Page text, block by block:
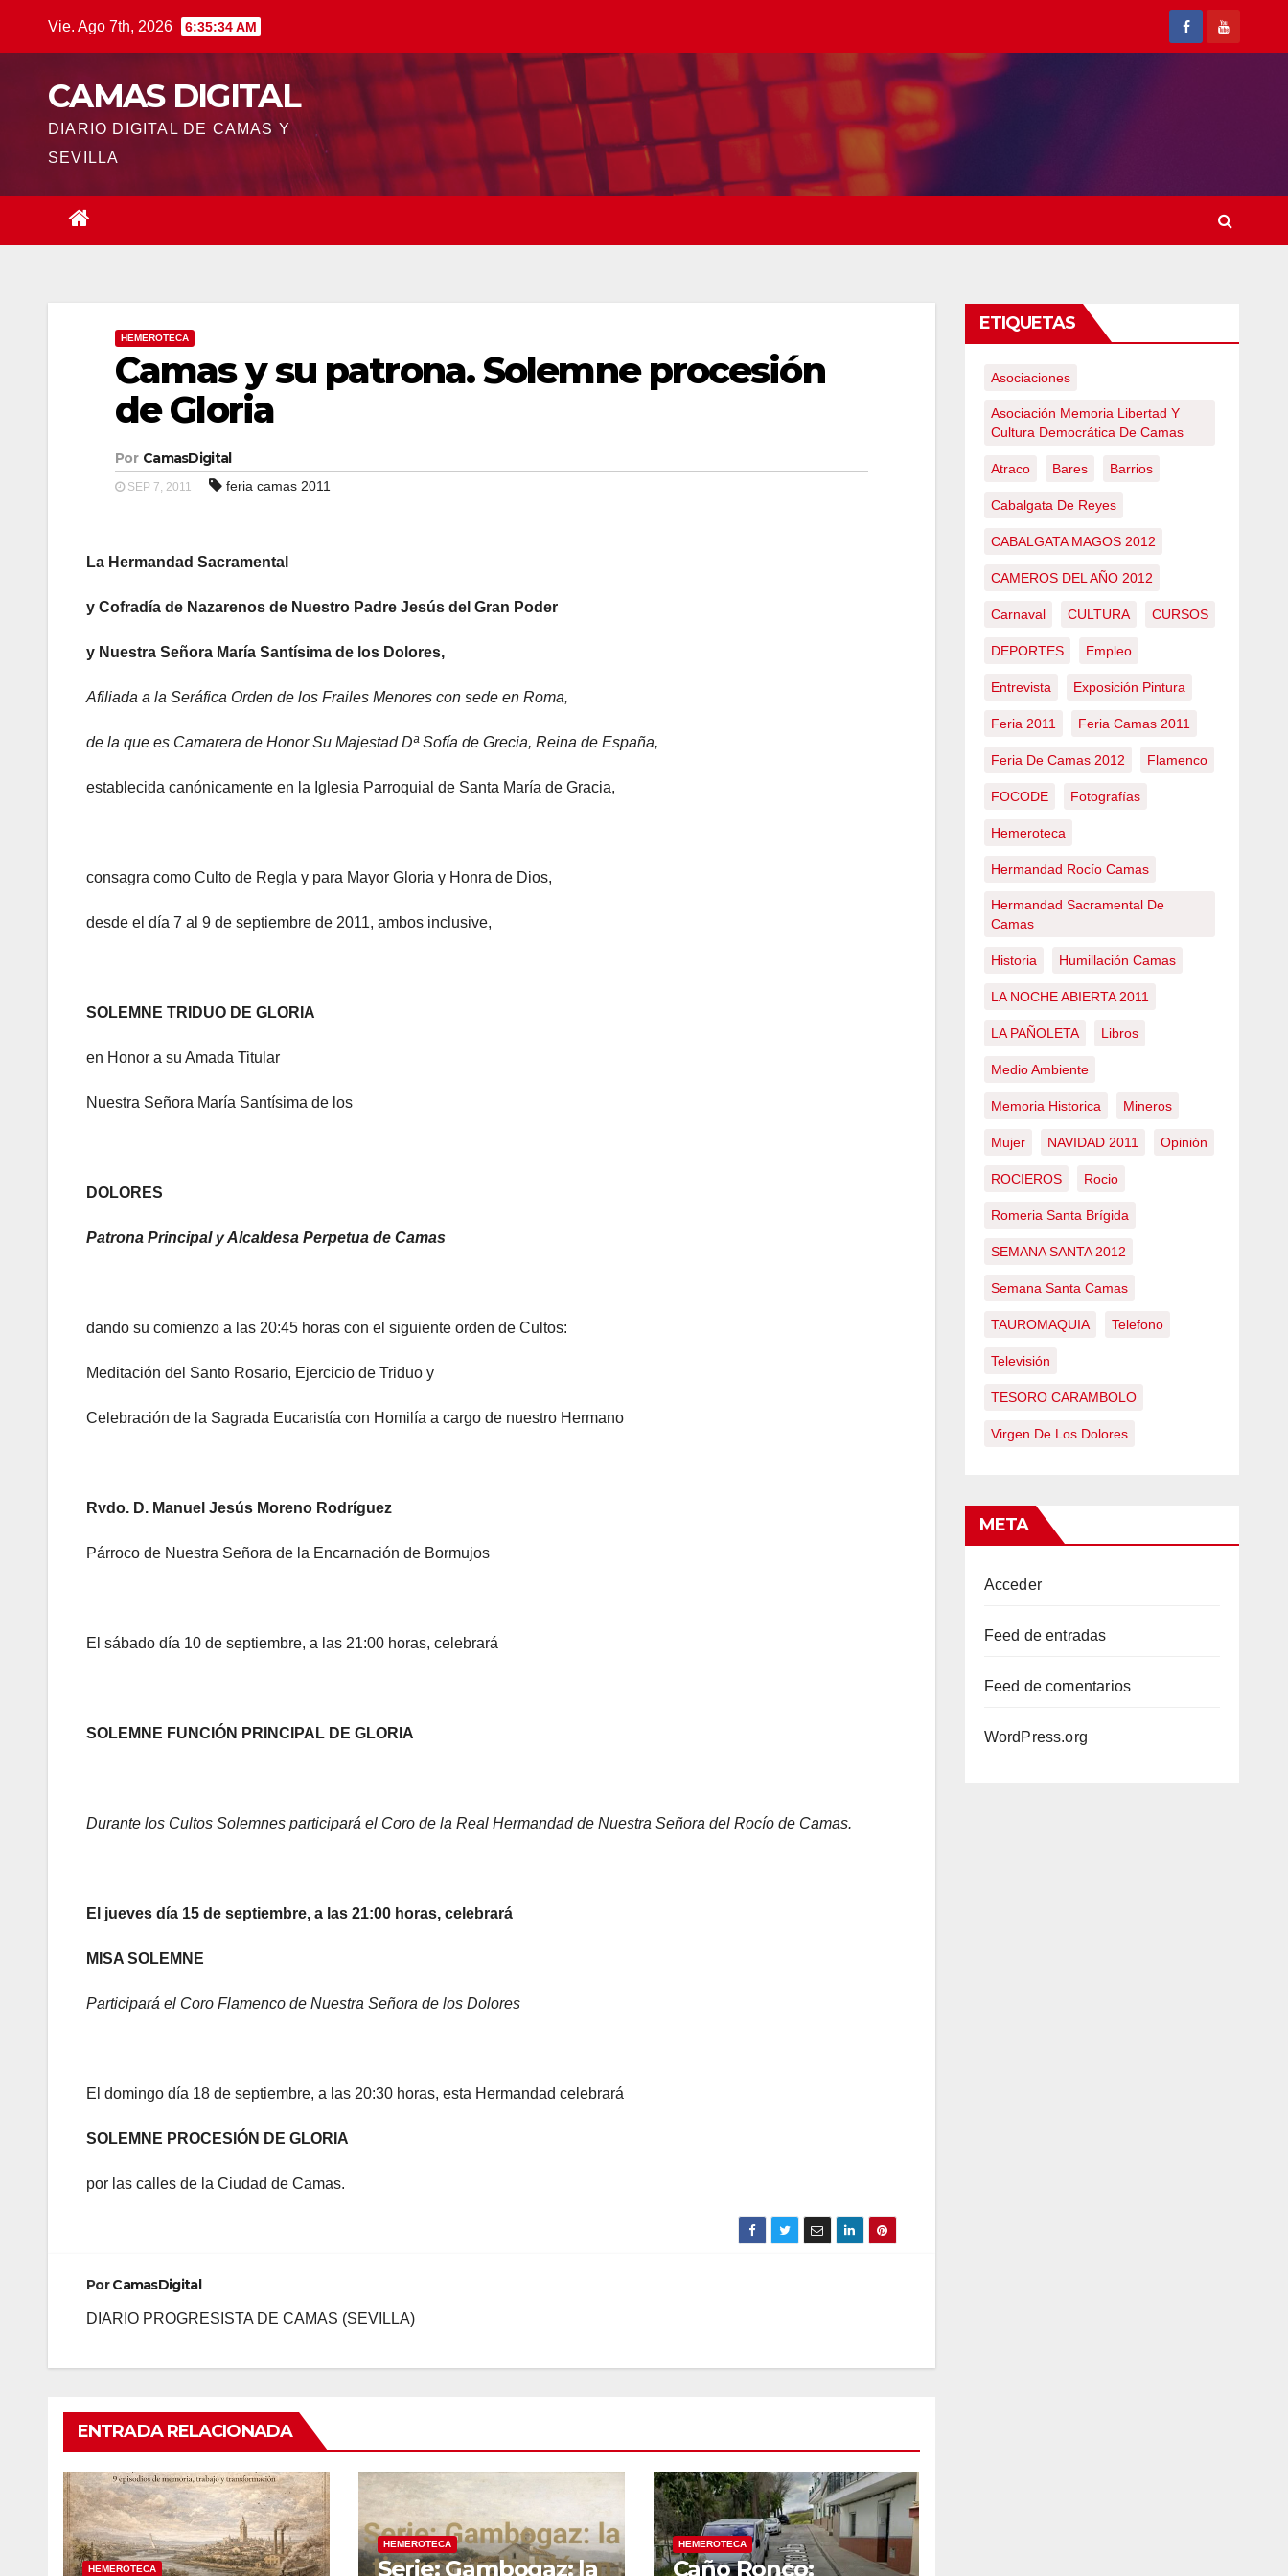
Vie. Ago 7th, 2026 6:35:35 AM
CAMAS DIGITAL
DIARIO DIGITAL DE CAMAS Y
SEVILLA
HEMEROTECA
Camas y su patrona. Solemne procesión
de Gloria
Por CamasDigital
SEP 7, 2011 feria camas 2011
La Hermandad Sacramental
y Cofradía de Nazarenos de Nuestro Padre Jesús del Gran Poder
y Nuestra Señora María Santísima de los Dolores,
Afiliada a la Seráfica Orden de los Frailes Menores con sede en Roma,
de la que es Camarera de Honor Su Majestad Dª Sofía de Grecia, Reina de España,
establecida canónicamente en la Iglesia Parroquial de Santa María de Gracia,
consagra como Culto de Regla y para Mayor Gloria y Honra de Dios,
desde el día 7 al 9 de septiembre de 2011, ambos inclusive,
SOLEMNE TRIDUO DE GLORIA
en Honor a su Amada Titular
Nuestra Señora María Santísima de los
DOLORES
Patrona Principal y Alcaldesa Perpetua de Camas
dando su comienzo a las 20:45 horas con el siguiente orden de Cultos:
Meditación del Santo Rosario, Ejercicio de Triduo y
Celebración de la Sagrada Eucaristía con Homilía a cargo de nuestro Hermano
Rvdo. D. Manuel Jesús Moreno Rodríguez
Párroco de Nuestra Señora de la Encarnación de Bormujos
El sábado día 10 de septiembre, a las 21:00 horas, celebrará
SOLEMNE FUNCIÓN PRINCIPAL DE GLORIA
Durante los Cultos Solemnes participará el Coro de la Real Hermandad de Nuestra Señora del Rocío de Camas.
El jueves día 15 de septiembre, a las 21:00 horas, celebrará
MISA SOLEMNE
Participará el Coro Flamenco de Nuestra Señora de los Dolores
El domingo día 18 de septiembre, a las 20:30 horas, esta Hermandad celebrará
SOLEMNE PROCESIÓN DE GLORIA
por las calles de la Ciudad de Camas.
PorCamasDigital
DIARIO PROGRESISTA DE CAMAS (SEVILLA)
ENTRADA RELACIONADA
HEMEROTECA
HEMEROTECA
Serie: Gambogaz: la
HEMEROTECA
Caño Ronco:
ETIQUETAS
Asociaciones
Asociación Memoria Libertad Y
Cultura Democrática De Camas
Atraco Bares Barrios
Cabalgata De Reyes
CABALGATA MAGOS 2012
CAMEROS DEL AÑO 2012
Carnaval CULTURA CURSOS
DEPORTES Empleo
Entrevista Exposición Pintura
Feria 2011 Feria Camas 2011
Feria De Camas 2012 Flamenco
FOCODE Fotografías
Hemeroteca
Hermandad Rocío Camas
Hermandad Sacramental De
Camas
Historia Humillación Camas
LA NOCHE ABIERTA 2011
LA PAÑOLETA Libros
Medio Ambiente
Memoria Historica Mineros
Mujer NAVIDAD 2011 Opinión
ROCIEROS Rocio
Romeria Santa Brígida
SEMANA SANTA 2012
Semana Santa Camas
TAUROMAQUIA Telefono
Televisión
TESORO CARAMBOLO
Virgen De Los Dolores
META
Acceder
Feed de entradas
Feed de comentarios
WordPress.org